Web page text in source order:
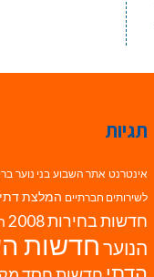
תגיות
אינטרנט אתר השבוע בני נוער
לשירותים חברתיים המלצת
חדשות בחירות 2008
הנוערחדשות